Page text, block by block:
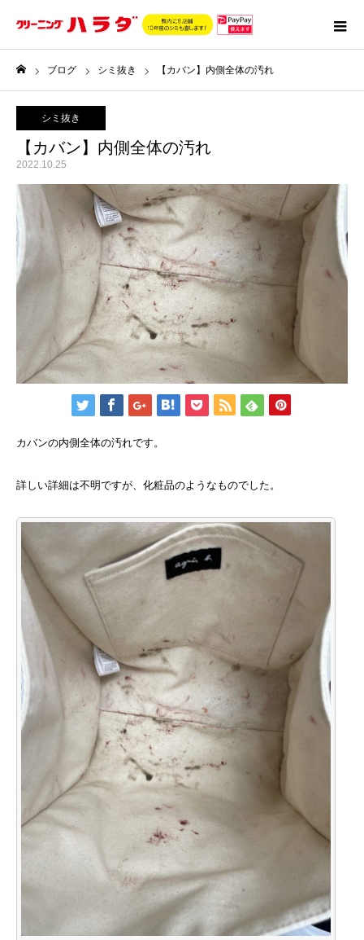
ブログ シミ抜き 【カバン】内側全体の汚れ
シミ抜き
【カバン】内側全体の汚れ
2022.10.25
カバンの内側全体の汚れです。
詳しい詳細は不明ですが、化粧品のようなものでした。